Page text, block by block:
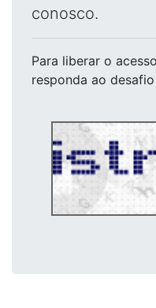
conosco.
Para liberar o acesso
responda ao